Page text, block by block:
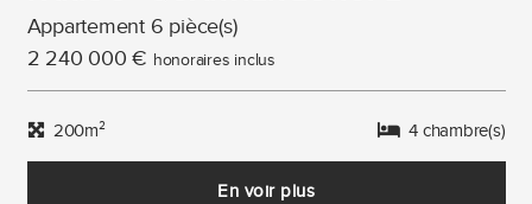
Appartement 6 pièce(s)
2 240 000 € honoraires inclus
200m² 4 chambre(s)
En voir plus